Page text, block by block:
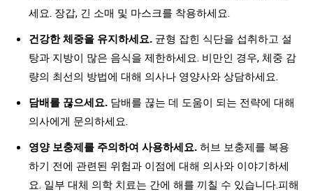
세요. 장갑, 긴 소매 및 마스크를 착용하세요.
건강한 체중을 유지하세요. 균형 잡힌 식단을 섭취하고 설
탕과 지방이 많은 음식을 제한하세요. 비만인 경우, 체중 감
량의 최선의 방법에 대해 의사나 영양사와 상담하세요.
담배를 끊으세요. 담배를 끊는 데 도움이 되는 전략에 대해
의사에게 문의하세요.
영양 보충제를 주의하여 사용하세요. 허브 보충제를 복용
하기 전에 관련된 위험과 이점에 대해 의사와 이야기하세
요. 일부 대체 의학 치료는 간에 해를 끼칠 수 있습니다.피해